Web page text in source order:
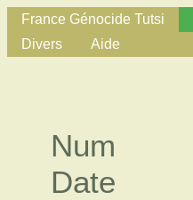
France Génocide Tutsi
Divers
Aide
Num
Date